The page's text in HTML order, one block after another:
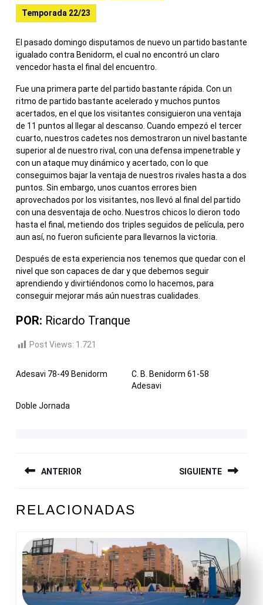
Temporada 22/23
El pasado domingo disputamos de nuevo un partido bastante
igualado contra Benidorm, el cual no encontró un claro
vencedor hasta el final del encuentro.
Fue una primera parte del partido bastante rápida. Con un
ritmo de partido bastante acelerado y muchos puntos
acertados, en el que los visitantes consiguieron una ventaja
de 11 puntos al llegar al descanso. Cuando empezó el tercer
cuarto, nuestros cadetes nos demostraron un nivel bastante
superior al de nuestro rival, con una defensa impenetrable y
con un ataque muy dinámico y acertado, con lo que
conseguimos bajar la ventaja de nuestros rivales hasta a dos
puntos. Sin embargo, unos cuantos errores bien
aprovechados por los visitantes, nos llevó al final del partido
con una desventaja de ocho. Nuestros chicos lo dieron todo
hasta el final, metiendo dos triples seguidos de película, pero
aun así, no fueron suficiente para llevarnos la victoria.
Después de esta experiencia nos tenemos que quedar con el
nivel que son capaces de dar y que debemos seguir
aprendiendo y divirtiéndonos como lo hacemos, para
conseguir mejorar más aún nuestras cualidades.
POR: Ricardo Tranque
Post Views: 1.721
Adesavi 78-49 Benidorm
C. B. Benidorm 61-58
Adesavi
Doble Jornada
DE
ANTERIOR
anterior:
SIGUIENTE
entrada:
RELACIONADAS